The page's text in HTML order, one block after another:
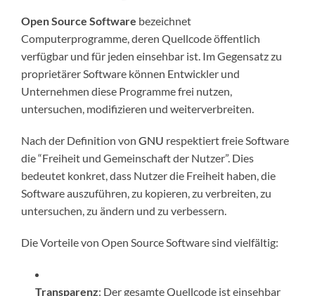
Open Source Software bezeichnet
Computerprogramme, deren Quellcode öffentlich
verfügbar und für jeden einsehbar ist. Im Gegensatz zu
proprietärer Software können Entwickler und
Unternehmen diese Programme frei nutzen,
untersuchen, modifizieren und weiterverbreiten.
Nach der Definition von GNU respektiert freie Software
die “Freiheit und Gemeinschaft der Nutzer”. Dies
bedeutet konkret, dass Nutzer die Freiheit haben, die
Software auszuführen, zu kopieren, zu verbreiten, zu
untersuchen, zu ändern und zu verbessern.
Die Vorteile von Open Source Software sind vielfältig:
Transparenz: Der gesamte Quellcode ist einsehbar